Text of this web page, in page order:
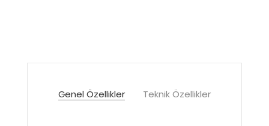
Genel Özellikler Teknik Özellikler